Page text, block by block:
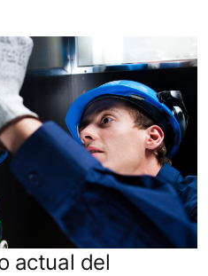
actual del